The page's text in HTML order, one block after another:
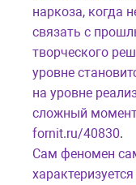
наркоза, когда
связать с
творческого
уровне
на уровне
сложный
fornit.ru/40830.
Сам феномен